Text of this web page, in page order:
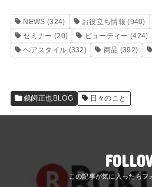
NEWS (324) お役立ち情報 (940)
セミナー (20) ビューティー (424)
ヘアスタイル (332) 商品 (392)
鵜飼正也BLOG 日々のこと